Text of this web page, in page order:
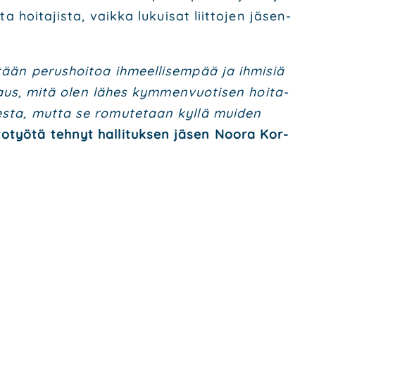
hoi­ta­jis­ta, vaik­ka lukui­sat liit­to­jen jäsen­
perus­hoi­toa ihmeel­li­sem­pää ja ihmi­siä
mitä olen lähes kym­men­vuo­ti­sen hoi­ta­
mut­ta se romu­te­taan kyl­lä mui­den
teh­nyt hal­li­tuk­sen jäsen Noo­ra Kor­